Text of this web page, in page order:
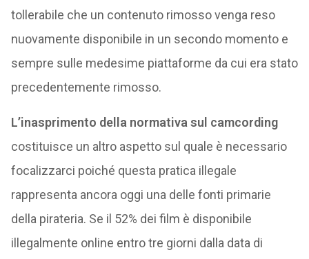
tollerabile che un contenuto rimosso venga reso
nuovamente disponibile in un secondo momento e
sempre sulle medesime piattaforme da cui era stato
precedentemente rimosso.
L’inasprimento della normativa sul camcording
costituisce un altro aspetto sul quale è necessario
focalizzarci poiché questa pratica illegale
rappresenta ancora oggi una delle fonti primarie
della pirateria. Se il 52% dei film è disponibile
illegalmente online entro tre giorni dalla data di